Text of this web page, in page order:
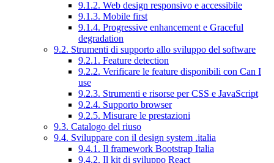
9.1.2. Web design responsivo e accessibile
9.1.3. Mobile first
9.1.4. Progressive enhancement e Graceful
degradation
9.2. Strumenti di supporto allo sviluppo del software
9.2.1. Feature detection
9.2.2. Verificare le feature disponibili con Can I
use
9.2.3. Strumenti e risorse per CSS e JavaScript
9.2.4. Supporto browser
9.2.5. Misurare le prestazioni
9.3. Catalogo del riuso
9.4. Sviluppare con il design system .italia
9.4.1. Il framework Bootstrap Italia
9.4.2. Il kit di sviluppo React